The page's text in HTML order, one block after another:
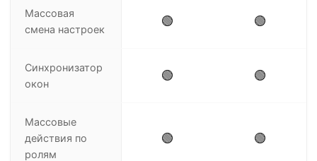
Массовая
смена настроек
🟢 🟢
Синхронизатор
окон
🟢 🟢
Массовые
действия по
ролям
🟢 🟢